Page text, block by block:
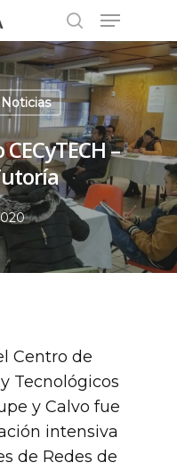
to close
Noticias
–
Centro de
Tecnológicos
y Calvo fue
intensiva
de Redes de